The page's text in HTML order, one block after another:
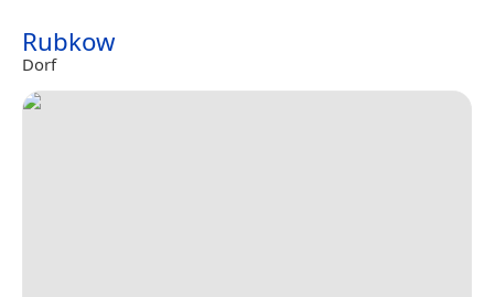
Rubkow
Dorf